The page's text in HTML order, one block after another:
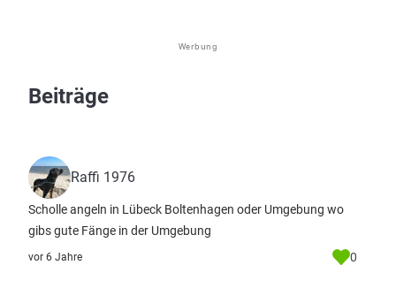
Werbung
Beiträge
Raffi 1976
Scholle angeln in Lübeck Boltenhagen oder Umgebung wo
gibs gute Fänge in der Umgebung
vor 6 Jahre 0